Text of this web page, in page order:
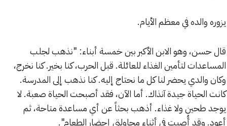
يزوره والده في معظم الأيام.
قال حسن، وهو الابن الأكبر بين خمسة أبناء: "نذهب لجلب
المساعدات لتأمين الغذاء للعائلة. قبل الحرب، كنا بخير. كنا نخرج،
وكان والدي يحضر لنا كل ما نحتاج إليه. كنا نذهب إلى المدرسة.
كانت الحياة جيدة آنذاك. أما الآن، فقد أصبحت الحياة صعبة. لا
يوجد طحين ولا غذاء. أذهب بحثاً عن أي مساعدة متاحة، ثم
أعود. وقد أُصبت في أثناء محاولتي إحضار الطعام".